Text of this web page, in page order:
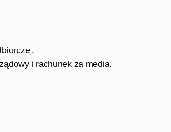
i rachunek za media.